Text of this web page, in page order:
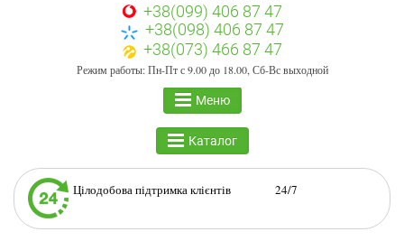
+38(099) 406 87 47
+38(098) 406 87 47
+38(073) 466 87 47
Режим работы: Пн-Пт с 9.00 до 18.00, Сб-Вс выходной
Меню
Каталог
Цілодобова підтримка клієнтів 24/7